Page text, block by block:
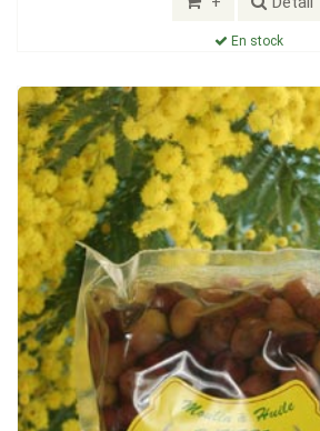
En stock